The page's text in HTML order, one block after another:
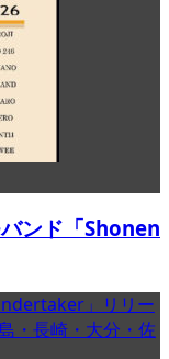
ンド「Shonen